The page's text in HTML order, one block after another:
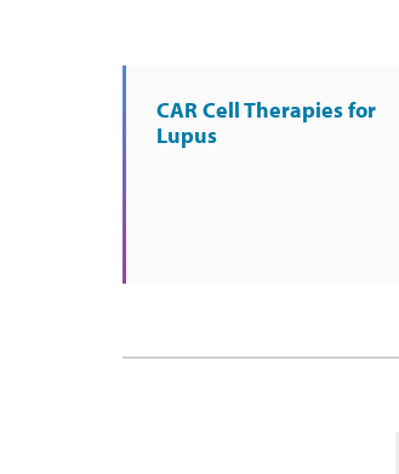
CAR Cell Therapies for
Lupus